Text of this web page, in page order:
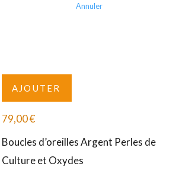
Annuler
AJOUTER
79,00€
Boucles d’oreilles Argent Perles de
Culture et Oxydes